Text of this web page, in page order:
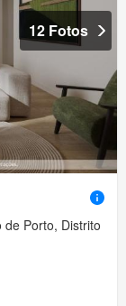
12 Fotos
Porto, Distrito